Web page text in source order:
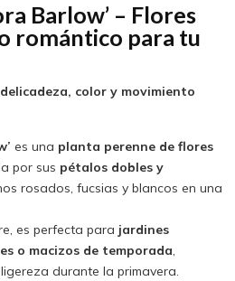
Barlow’ – Flores
romántico para tu
color y movimiento
es una planta perenne de flores
por sus pétalos dobles y
rosados, fucsias y blancos en una
es perfecta para jardines
o macizos de temporada,
durante la primavera.